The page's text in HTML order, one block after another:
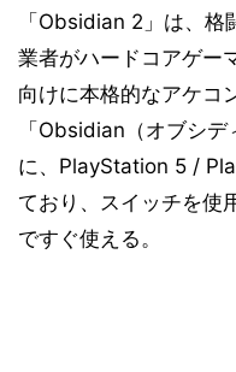
「Obsidian 2」は、格
業者がハードコアゲー
向けに本格的なアケコ
「Obsidian（オブシ
に、PlayStation 5 /
ており、スイッチを使
ですぐ使える。